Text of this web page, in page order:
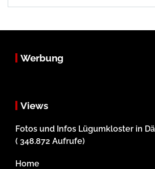
Werbung
Views
Fotos und Infos Lügumkloster in
( 348.872 Aufrufe)
Home